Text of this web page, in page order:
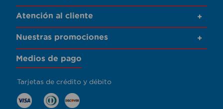
Atención al cliente +
Nuestras promociones +
Medios de pago
Tarjetas de crédito y débito